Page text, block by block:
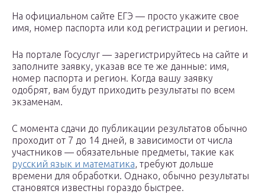
На официальном сайте ЕГЭ — просто укажите свое
имя, номер паспорта или код регистрации и регион.
На портале Госуслуг — зарегистрируйтесь на сайте и
заполните заявку, указав все те же данные: имя,
номер паспорта и регион. Когда вашу заявку
одобрят, вам будут приходить результаты по всем
экзаменам.
С момента сдачи до публикации результатов обычно
проходит от 7 до 14 дней, в зависимости от числа
участников — обязательные предметы, такие как
русский язык и математика, требуют дольше
времени для обработки. Однако, обычно результаты
становятся известны гораздо быстрее.